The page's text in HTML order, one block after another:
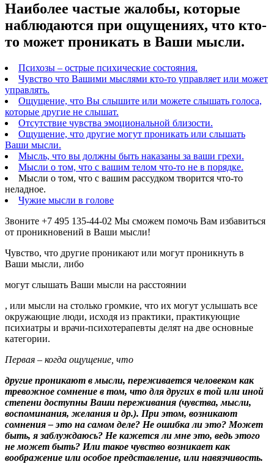
Наиболее частые жалобы, которые
наблюдаются при ощущениях, что кто-
то может проникать в Ваши мысли.
Психозы – острые психические состояния.
Чувство что Вашими мыслями кто-то управляет или может
управлять.
Ощущение, что Вы слышите или можете слышать голоса,
которые другие не слышат.
Отсутствие чувства эмоциональной близости.
Ощущение, что другие могут проникать или слышать
Ваши мысли.
Мысль, что вы должны быть наказаны за ваши грехи.
Мысли о том, что с вашим телом что-то не в порядке.
Мысли о том, что с вашим рассудком творится что-то
неладное.
Чужие мысли в голове
Звоните +7 495 135-44-02 Мы сможем помочь Вам избавиться
от проникновений в Ваши мысли!
Чувство, что другие проникают или могут проникнуть в
Ваши мысли, либо
могут слышать Ваши мысли на расстоянии
, или мысли на столько громкие, что их могут услышать все
окружающие люди, исходя из практики, практикующие
психиатры и врачи-психотерапевты делят на две основные
категории.
Первая – когда ощущение, что
другие проникают в мысли, переживается человеком как
тревожное сомнение в том, что для других в той или иной
степени доступны Ваши переживания (чувства, мысли,
воспоминания, желания и др.). При этом, возникают
сомнения – это на самом деле? Не ошибка ли это? Может
быть, я заблуждаюсь? Не кажется ли мне это, ведь этого
не может быть? Или такое чувство возникает как
воображение или особое представление, или навязчивость.